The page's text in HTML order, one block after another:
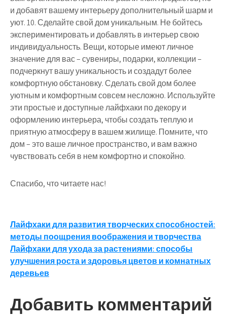
и добавят вашему интерьеру дополнительный шарм и
уют. 10. Сделайте свой дом уникальным. Не бойтесь
экспериментировать и добавлять в интерьер свою
индивидуальность. Вещи, которые имеют личное
значение для вас – сувениры, подарки, коллекции –
подчеркнут вашу уникальность и создадут более
комфортную обстановку. Сделать свой дом более
уютным и комфортным совсем несложно. Используйте
эти простые и доступные лайфхаки по декору и
оформлению интерьера, чтобы создать теплую и
приятную атмосферу в вашем жилище. Помните, что
дом – это ваше личное пространство, и вам важно
чувствовать себя в нем комфортно и спокойно.
Спасибо, что читаете нас!
Навигация
по
записям
Лайфхаки для развития творческих способностей:
методы поощрения воображения и творчества
Лайфхаки для ухода за растениями: способы
улучшения роста и здоровья цветов и комнатных
деревьев
Добавить комментарий